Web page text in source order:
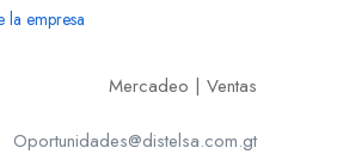
la empresa
Mercadeo | Ventas
Oportunidades@distelsa.com.gt